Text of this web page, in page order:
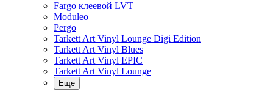
Fargo клеевой LVT
Moduleo
Pergo
Tarkett Art Vinyl Lounge Digi Edition
Tarkett Art Vinyl Blues
Tarkett Art Vinyl EPIC
Tarkett Art Vinyl Lounge
Еще